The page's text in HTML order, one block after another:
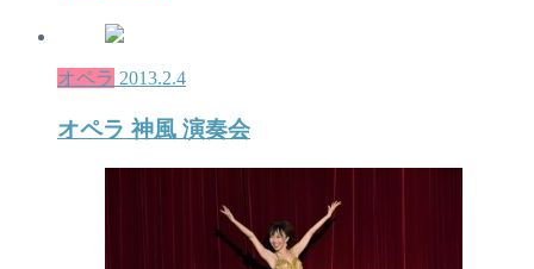
オペラ 2013.2.4
オペラ 神風 演奏会